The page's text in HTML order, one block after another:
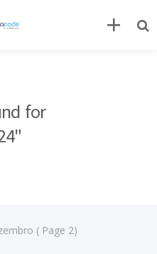
for
( Page 2)